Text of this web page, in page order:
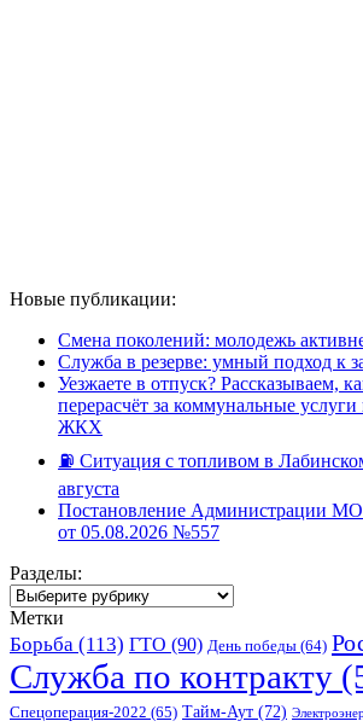
Новые публикации:
Смена поколений: молодежь
Служба в резерве: умный подход к
Уезжаете в отпуск? Рассказываем,
перерасчёт за коммунальные
ЖКХ
⛽️ Ситуация с топливом в
августа
Постановление Администрации
от 05.08.2026 №557
Разделы:
Разделы:
Метки
Борьба (113) ГТО (90) День победы (64)
Служба по контракту
Спецоперация-2022 (65) Тайм-Аут (72)